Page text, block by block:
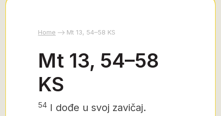
Home Mt 13, 54–58 KS
Mt 13, 54–58
KS
54 I dođe u svoj zavičaj.